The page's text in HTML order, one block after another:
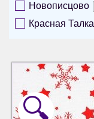
Новописцово
Красная Талка
🔍